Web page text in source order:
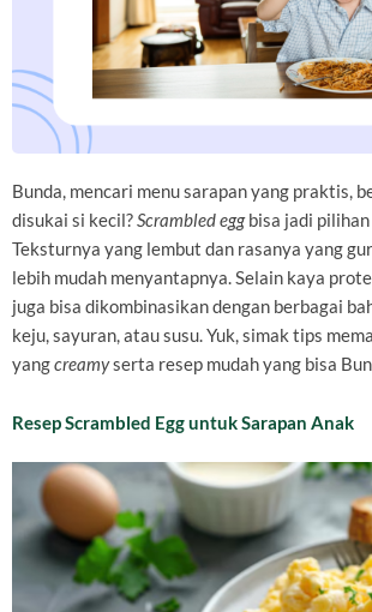
Bunda, mencari menu sarapan yang praktis,
disukai si kecil?Scrambled eggbisa jadi
Teksturnya yang lembut dan rasanya yang
lebih mudah menyantapnya. Selain kaya
juga bisa dikombinasikan dengan berbagai
keju, sayuran, atau susu. Yuk, simak tips
yangcreamyserta resep mudah yang bisa
Resep Scrambled Egg untuk Sarapan Anak